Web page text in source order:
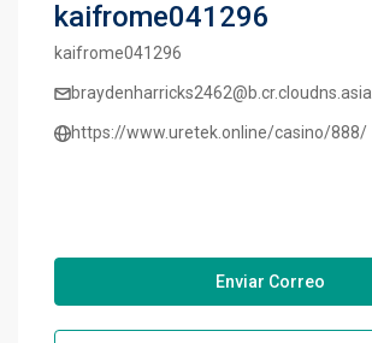
kaifrome041296
kaifrome041296
braydenharricks2462@b.cr.cloudns.asia
https://www.uretek.online/casino/888/
Enviar Correo